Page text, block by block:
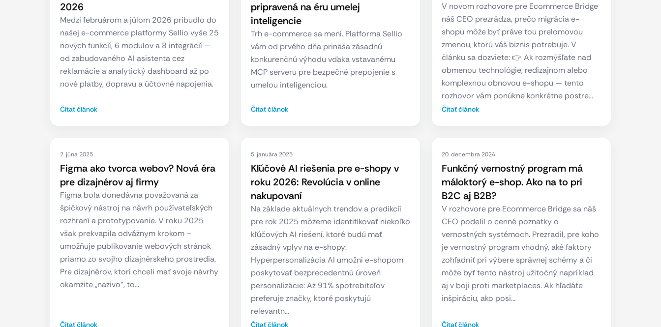
2026
Medzi februárom a júlom 2026 pribudlo do
našej e-commerce platformy Sellio vyše 25
nových funkcií, 6 modulov a 8 integrácií —
od zabudovaného AI asistenta cez
reklamácie a analytický dashboard až po
nové platby, dopravu a účtovné napojenia.
Čítať článok
pripravená na éru umelej
inteligencie
Trh e-commerce sa mení. Platforma Sellio
vám od prvého dňa prináša zásadnú
konkurenčnú výhodu vďaka vstavanému
MCP serveru pre bezpečné prepojenie s
umelou inteligenciou.
Čítať článok
V novom rozhovore pre Ecommerce Bridge
náš CEO prezrádza, prečo migrácia e-
shopu môže byť práve tou prelomovou
zmenou, ktorú váš biznis potrebuje. V
článku sa dozviete: 👉 Ak rozmýšľate nad
obmenou technológie, redizajnom alebo
komplexnou obnovou e-shopu — tento
rozhovor vám ponúkne konkrétne postre…
Čítať článok
2. júna 2025
Figma ako tvorca webov? Nová éra
pre dizajnérov aj firmy
Figma bola donedávna považovaná za
špičkový nástroj na návrh používateľských
rozhraní a prototypovanie. V roku 2025
však prekvapila odvážnym krokom –
umožňuje publikovanie webových stránok
priamo zo svojho dizajnérskeho prostredia.
Pre dizajnérov, ktorí chceli mať svoje návrhy
okamžite „naživo“, to…
Čítať článok
5. januára 2025
Kľúčové AI riešenia pre e-shopy v
roku 2026: Revolúcia v online
nakupovaní
Na základe aktuálnych trendov a predikcií
pre rok 2025 môžeme identifikovať niekoľko
kľúčových AI riešení, ktoré budú mať
zásadný vplyv na e-shopy:
Hyperpersonalizácia AI umožní e-shopom
poskytovať bezprecedentnú úroveň
personalizácie: Až 91% spotrebiteľov
preferuje značky, ktoré poskytujú
relevantn…
Čítať článok
20. decembra 2024
Funkčný vernostný program má
máloktorý e-shop. Ako na to pri
B2C aj B2B?
V rozhovore pre Ecommerce Bridge sa náš
CEO podelil o cenné poznatky o
vernostných systémoch. Prezradil, pre koho
je vernostný program vhodný, aké faktory
zohľadniť pri výbere správnej schémy a či
môže byť tento nástroj užitočný napríklad
aj v boji proti marketplaces. Ak hľadáte
inšpiráciu, ako posi…
Čítať článok